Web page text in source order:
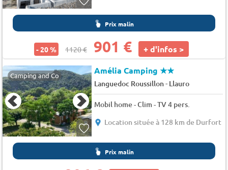
Prix malin
- 20 % 1120 € 901 € + d'infos >
Camping and Co Amélia Camping★★
Languedoc Roussillon- Llauro
Mobil home - Clim - TV 4 pers.
Location située à 128 km de Durfort
Prix malin